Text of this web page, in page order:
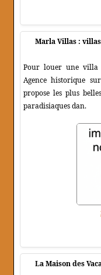
Marla Villas :
Pour louer une villa
Agence historique
propose les plus
paradisiaques dan.
La Maison des